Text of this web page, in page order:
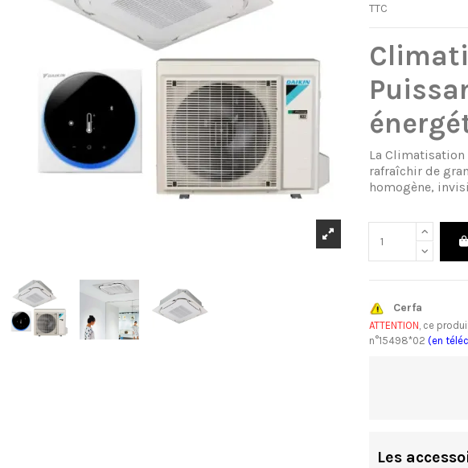
TTC
La Climatisation
rafraîchir de
homogène,
Cerfa
ATTENTION, ce
n°15498*02 (en
Les